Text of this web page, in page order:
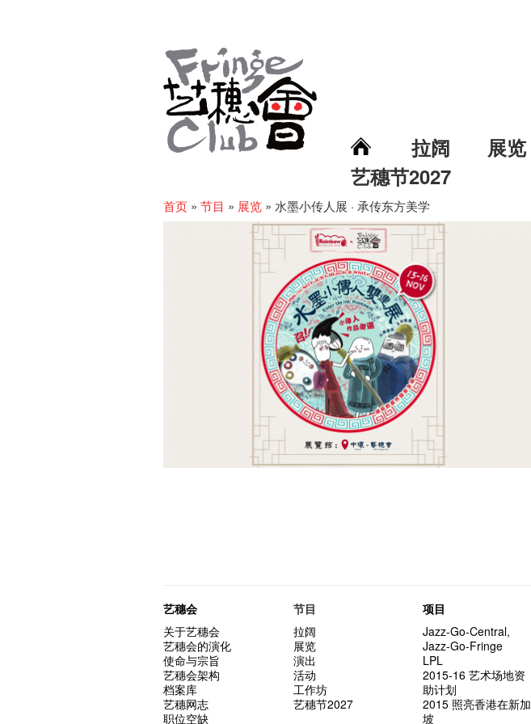
拉阔 展览
艺穗节2027
首页 » 节目 » 展览 » 水墨小传人展 · 承传东方美学
艺穗会
关于艺穗会
艺穗会的演化
使命与宗旨
艺穗会架构
档案库
艺穗网志
职位空缺
节目
拉阔
展览
演出
活动
工作坊
艺穗节2027
项目
Jazz-Go-Central,
Jazz-Go-Fringe
LPL
2015-16 艺术场地资
助计划
2015 照亮香港在新加
坡